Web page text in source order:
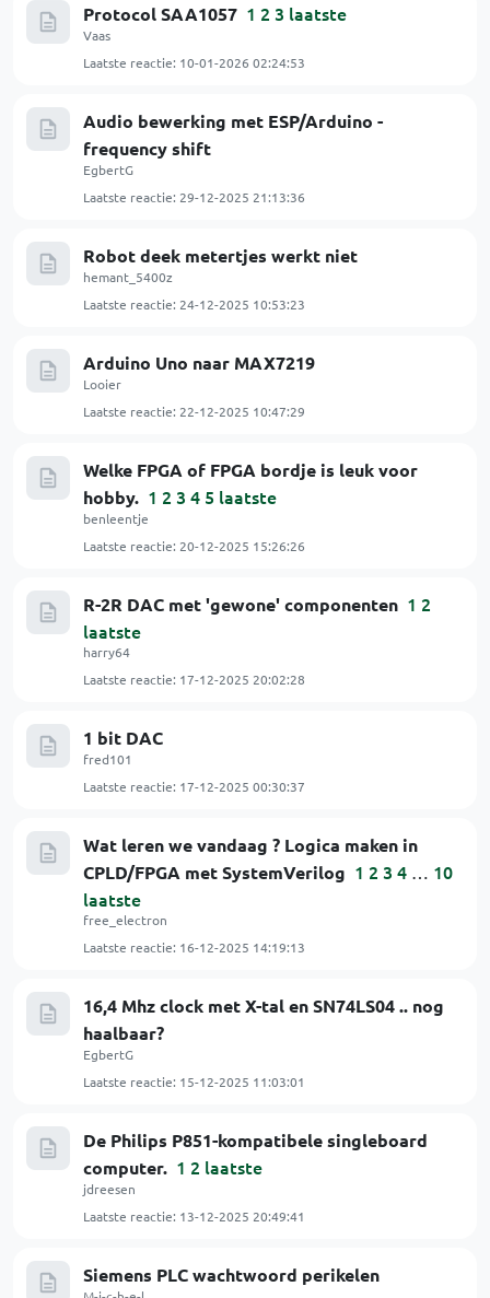
Protocol SAA1057 1 2 3 laatste
Vaas
Laatste reactie: 10-01-2026 02:24:53
Audio bewerking met ESP/Arduino -
frequency shift
EgbertG
Laatste reactie: 29-12-2025 21:13:36
Robot deek metertjes werkt niet
hemant_5400z
Laatste reactie: 24-12-2025 10:53:23
Arduino Uno naar MAX7219
Looier
Laatste reactie: 22-12-2025 10:47:29
Welke FPGA of FPGA bordje is leuk voor
hobby. 1 2 3 4 5 laatste
benleentje
Laatste reactie: 20-12-2025 15:26:26
R-2R DAC met 'gewone' componenten 1 2
laatste
harry64
Laatste reactie: 17-12-2025 20:02:28
1 bit DAC
fred101
Laatste reactie: 17-12-2025 00:30:37
Wat leren we vandaag ? Logica maken in
CPLD/FPGA met SystemVerilog 1 2 3 4 … 10
laatste
free_electron
Laatste reactie: 16-12-2025 14:19:13
16,4 Mhz clock met X-tal en SN74LS04 .. nog
haalbaar?
EgbertG
Laatste reactie: 15-12-2025 11:03:01
De Philips P851-kompatibele singleboard
computer. 1 2 laatste
jdreesen
Laatste reactie: 13-12-2025 20:49:41
Siemens PLC wachtwoord perikelen